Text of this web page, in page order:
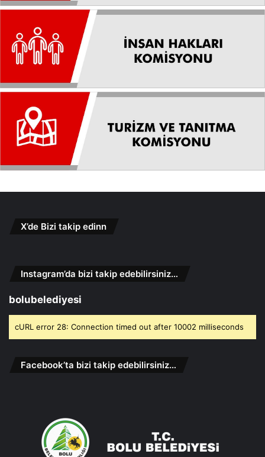
X’de Bizi takip edinn
Instagram’da bizi takip edebilirsiniz…
bolubelediyesi
cURL error 28: Connection timed out after 10002 milliseconds
Facebook’ta bizi takip edebilirsiniz…